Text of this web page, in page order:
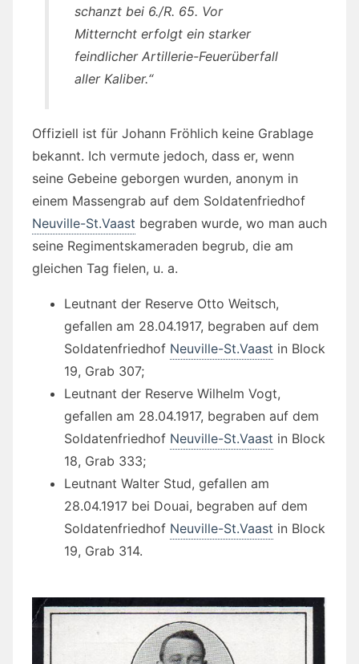
schanzt bei 6./R. 65. Vor
Mitterncht erfolgt ein starker
feindlicher Artillerie-Feuerüberfall
aller Kaliber.“
Offiziell ist für Johann Fröhlich keine Grablage
bekannt. Ich vermute jedoch, dass er, wenn
seine Gebeine geborgen wurden, anonym in
einem Massengrab auf dem Soldatenfriedhof
Neuville-St.Vaast begraben wurde, wo man auch
seine Regimentskameraden begrub, die am
gleichen Tag fielen, u. a.
Leutnant der Reserve Otto Weitsch,
gefallen am 28.04.1917, begraben auf dem
Soldatenfriedhof Neuville-St.Vaast in Block
19, Grab 307;
Leutnant der Reserve Wilhelm Vogt,
gefallen am 28.04.1917, begraben auf dem
Soldatenfriedhof Neuville-St.Vaast in Block
18, Grab 333;
Leutnant Walter Stud, gefallen am
28.04.1917 bei Douai, begraben auf dem
Soldatenfriedhof Neuville-St.Vaast in Block
19, Grab 314.